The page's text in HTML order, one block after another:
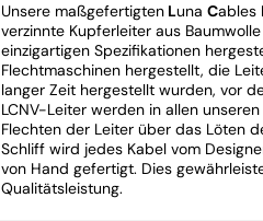
Unsere maßgefertigten Luna Cables
verzinnte Kupferleiter aus
einzigartigen Spezifikationen
Flechtmaschinen hergestellt, die
langer Zeit hergestellt wurden, vor
LCNV-Leiter werden in allen
Flechten der Leiter über das Löten
Schliff wird jedes Kabel vom
von Hand gefertigt. Dies
Qualitätsleistung.